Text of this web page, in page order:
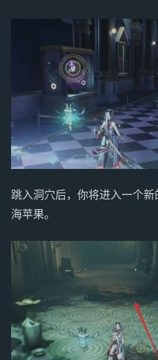
跳入洞穴后，你将进入一个
海苹果。